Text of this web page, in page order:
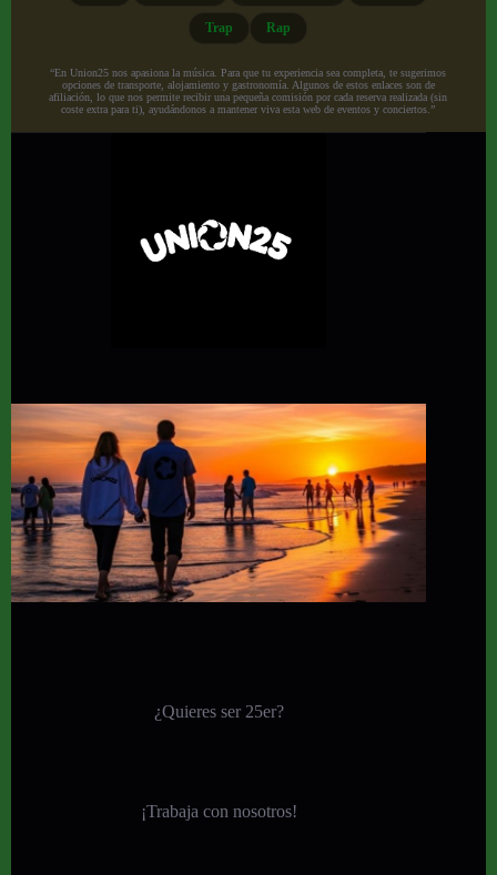
Trap Rap
“En Union25 nos apasiona la música. Para que tu experiencia sea completa, te sugerimos
opciones de transporte, alojamiento y gastronomía. Algunos de estos enlaces son de
afiliación, lo que nos permite recibir una pequeña comisión por cada reserva realizada (sin
coste extra para ti), ayudándonos a mantener viva esta web de eventos y conciertos.”
¿Quieres ser 25er?
¡Trabaja con nosotros!